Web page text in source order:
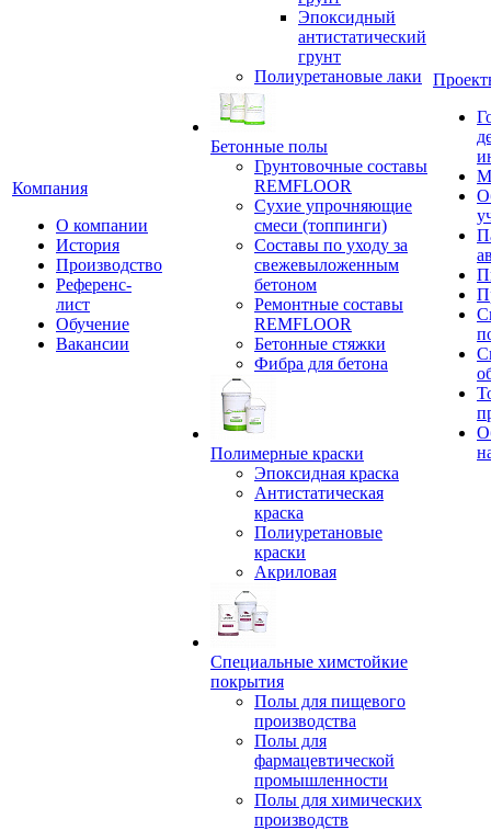
Компания
О компании
История
Производство
Референс-
лист
Обучение
Вакансии
Эпоксидный
антистатический
грунт
Полиуретановые лаки
Бетонные полы
Грунтовочные составы
REMFLOOR
Сухие упрочняющие
смеси (топпинги)
Составы по уходу за
свежевыложенным
бетоном
Ремонтные составы
REMFLOOR
Бетонные стяжки
Фибра для бетона
Полимерные краски
Эпоксидная краска
Антистатическая
краска
Полиуретановые
краски
Акриловая
Специальные химстойкие
покрытия
Полы для пищевого
производства
Полы для
фармацевтической
промышленности
Полы для химических
производств